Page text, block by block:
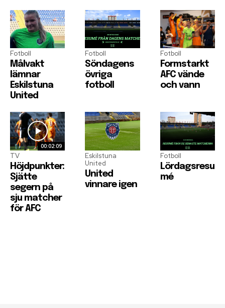
Fotboll
Målvakt
lämnar
Eskilstuna
United
Fotboll
Söndagens
övriga
fotboll
Fotboll
Formstarkt
AFC vände
och vann
00:02:09
TV
Höjdpunkter:
Sjätte
segern på
sju matcher
för AFC
Eskilstuna
United
United
vinnare igen
Fotboll
Lördagsresu
mé